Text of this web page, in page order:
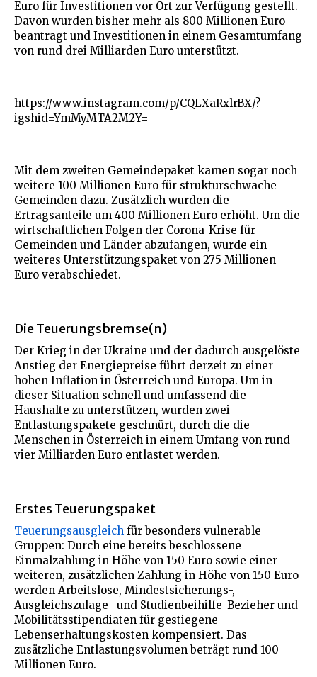
Euro für Investitionen vor Ort zur Verfügung gestellt.
Davon wurden bisher mehr als 800 Millionen Euro
beantragt und Investitionen in einem Gesamtumfang
von rund drei Milliarden Euro unterstützt.
https://www.instagram.com/p/CQLXaRxlrBX/?
igshid=YmMyMTA2M2Y=
Mit dem zweiten Gemeindepaket kamen sogar noch
weitere 100 Millionen Euro für strukturschwache
Gemeinden dazu. Zusätzlich wurden die
Ertragsanteile um 400 Millionen Euro erhöht. Um die
wirtschaftlichen Folgen der Corona-Krise für
Gemeinden und Länder abzufangen, wurde ein
weiteres Unterstützungspaket von 275 Millionen
Euro verabschiedet.
Die Teuerungsbremse(n)
Der Krieg in der Ukraine und der dadurch ausgelöste
Anstieg der Energiepreise führt derzeit zu einer
hohen Inflation in Österreich und Europa. Um in
dieser Situation schnell und umfassend die
Haushalte zu unterstützen, wurden zwei
Entlastungspakete geschnürt, durch die die
Menschen in Österreich in einem Umfang von rund
vier Milliarden Euro entlastet werden.
Erstes Teuerungspaket
Teuerungsausgleich für besonders vulnerable
Gruppen: Durch eine bereits beschlossene
Einmalzahlung in Höhe von 150 Euro sowie einer
weiteren, zusätzlichen Zahlung in Höhe von 150 Euro
werden Arbeitslose, Mindestsicherungs-,
Ausgleichszulage- und Studienbeihilfe-Bezieher und
Mobilitätsstipendiaten für gestiegene
Lebenserhaltungskosten kompensiert. Das
zusätzliche Entlastungsvolumen beträgt rund 100
Millionen Euro.